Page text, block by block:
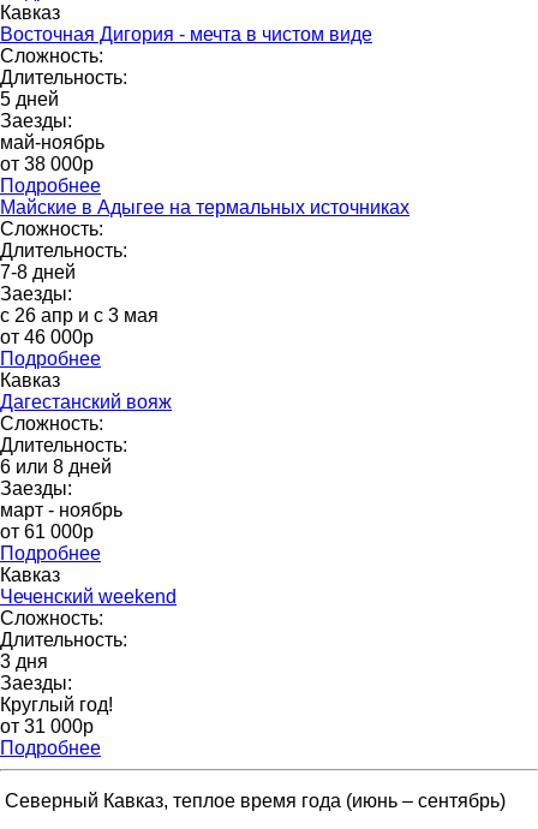
Кавказ
Восточная Дигория - мечта в чистом виде
Сложность:
Длительность:
5 дней
Заезды:
май-ноябрь
от 38 000p
Подробнее
Майские в Адыгее на термальных источниках
Сложность:
Длительность:
7-8 дней
Заезды:
с 26 апр и с 3 мая
от 46 000р
Подробнее
Кавказ
Дагестанский вояж
Сложность:
Длительность:
6 или 8 дней
Заезды:
март - ноябрь
от 61 000p
Подробнее
Кавказ
Чеченский weekend
Сложность:
Длительность:
3 дня
Заезды:
Круглый год!
от 31 000p
Подробнее
Северный Кавказ, теплое время года (июнь – сентябрь)